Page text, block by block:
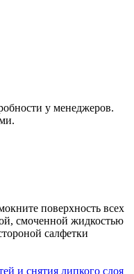
у менеджеров.
поверхность всех
смоченной жидкостью
салфетки